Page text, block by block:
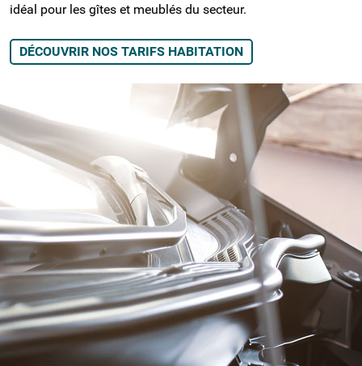
idéal pour les gîtes et meublés du secteur.
DÉCOUVRIR NOS TARIFS HABITATION
VOTRE ASSURANCE AUTO À LA
CHAPELLE-SAINT-LUC : ROULEZ EN
TOUTE SÉCURITÉ
Parce que votre véhicule est souvent
indispensable pour vos déplacements dans
l'
, nous avons conçu une assurance auto
flexible et réactive.
TROIS FORMULES MODULABLES SELON
VOTRE USAGE
Nos conseillers àLa Chapelle-Saint-Luc
vous guident vers
la formule correspondant à votre budget :